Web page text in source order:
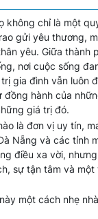
không chỉ là một
gửi yêu thương,
yêu. Giữa thành
nơi cuộc sống
gia đình vẫn luôn
hành của
giá trị đó.
là đơn vị uy tín,
Nẵng và các tỉnh
điều xa vời,
sự tận tâm và một
một cách nhẹ